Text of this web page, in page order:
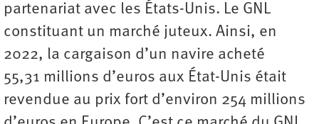
partenariat avec les États-Unis. Le GNL
constituant un marché juteux. Ainsi, en
2022, la cargaison d’un navire acheté
55,31 millions d’euros aux État-Unis était
revendue au prix fort d’environ 254 millions